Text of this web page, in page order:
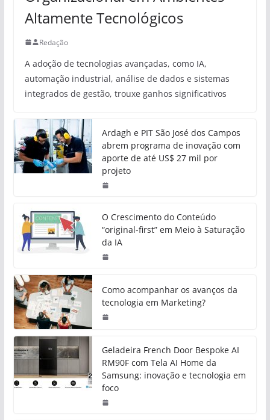
Altamente Tecnológicos
Redação
A adoção de tecnologias avançadas, como IA,
automação industrial, análise de dados e sistemas
integrados de gestão, trouxe ganhos significativos
Ardagh e PIT São José dos Campos
abrem programa de inovação com
aporte de até US$ 27 mil por
projeto
O Crescimento do Conteúdo
“original-first” em Meio à Saturação
da IA
Como acompanhar os avanços da
tecnologia em Marketing?
Geladeira French Door Bespoke AI
RM90F com Tela AI Home da
Samsung: inovação e tecnologia em
foco